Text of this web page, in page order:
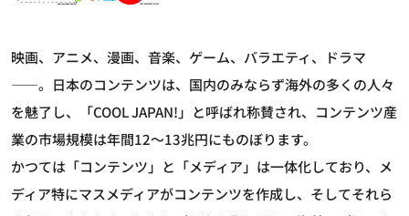
映画、アニメ、漫画、音楽、ゲーム、バラエティ、ドラマ
――。日本のコンテンツは、国内のみならず海外の多くの人々
を魅了し、「COOL JAPAN!」と呼ばれ称賛され、コンテンツ産
業の市場規模は年間12～13兆円にものぼります。
かつては「コンテンツ」と「メディア」は一体化しており、メ
ディア特にマスメディアがコンテンツを作成し、そしてそれら